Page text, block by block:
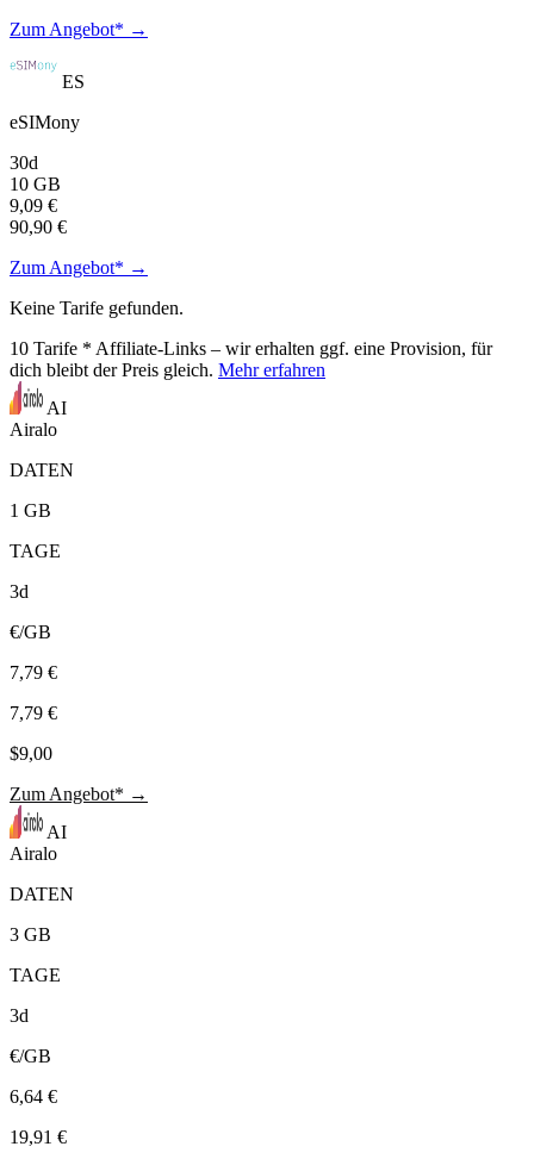
Zum Angebot* →
ES
eSIMony
30d
10 GB
9,09 €
90,90 €
Zum Angebot* →
Keine Tarife gefunden.
10 Tarife * Affiliate-Links – wir erhalten ggf. eine Provision, für
dich bleibt der Preis gleich. Mehr erfahren
AI
Airalo
DATEN
1 GB
TAGE
3d
€/GB
7,79 €
7,79 €
$9,00
Zum Angebot* →
AI
Airalo
DATEN
3 GB
TAGE
3d
€/GB
6,64 €
19,91 €